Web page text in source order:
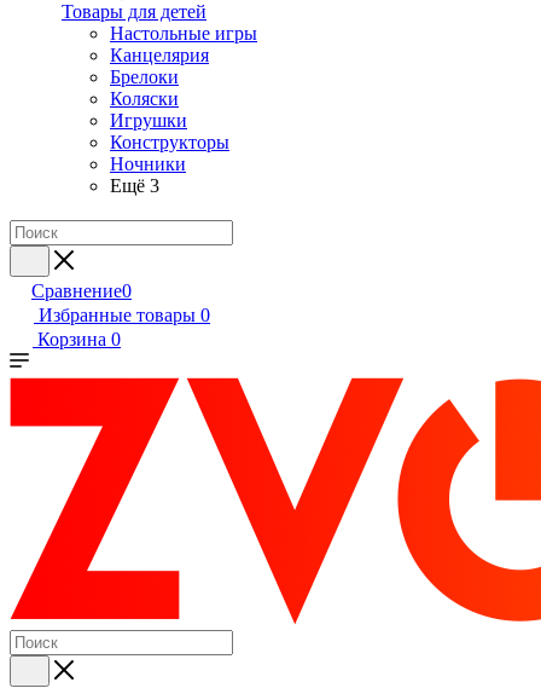
Товары для детей
Настольные игры
Канцелярия
Брелоки
Коляски
Игрушки
Конструкторы
Ночники
Ещё 3
Сравнение0
Избранные товары 0
Корзина 0